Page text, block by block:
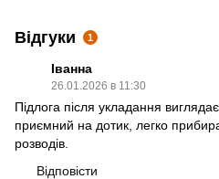
Відгуки 1
Іванна
26.01.2026 в 11:30
Підлога після укладання
приємний на дотик, легко
розводів.
Відповісти